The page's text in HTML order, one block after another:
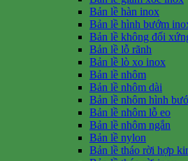
Bản lề hàn inox
Bản lề hình bướm
Bản lề không đối
Bản lề lỗ rãnh
Bản lề lò xo inox
Bản lề nhôm
Bản lề nhôm dài
Bản lề nhôm hình
Bản lề nhôm lỗ eo
Bản lề nhôm ngắn
Bản lề nylon
Bản lề tháo rời hợp